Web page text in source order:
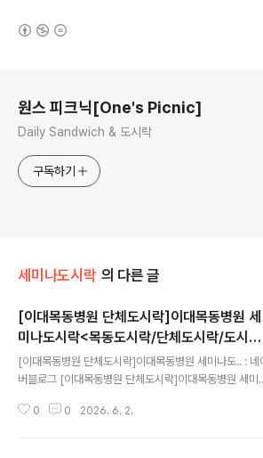
원스 피크닉[One's Picnic]
Daily Sandwich & 도시락
구독하기
세미나도시락 의 다른 글
[이대목동병원 단체도시락]이대목동병원 세
미나도시락<목동도시락/단체도시락/도시락
케이터링:원스피크닉>
[이대목동병원 단체도시락]이대목동병원 세미나도.. : 네
버블로그 [이대목동병원 단체도시락]이대목동병원 세미
0 0 2026. 6. 2.